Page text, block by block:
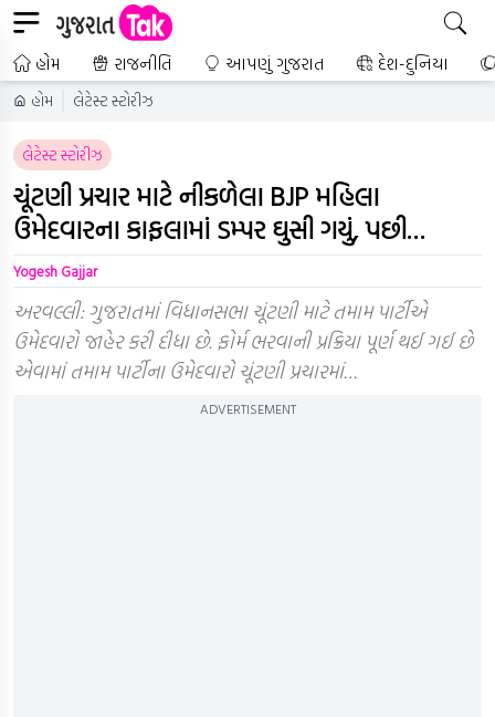
હોમ રાજનીતિ આપણું ગુજરાત દેશ-દુનિયા
હોમ લેટેસ્ટ સ્ટોરીઝ
લેટેસ્ટ સ્ટોરીઝ
ચૂંટણી પ્રચાર માટે નીકળેલા BJP મહિલા
ઉમેદવારના કાફલામાં ડમ્પર ઘુસી ગયું, પછી…
Yogesh Gajjar
અરવલ્લી: ગુજરાતમાં વિધાનસભા ચૂંટણી માટે તમામ પાર્ટીએ
ઉમેદવારો જાહેર કરી દીધા છે. ફોર્મ ભરવાની પ્રક્રિયા પૂર્ણ થઈ ગઈ છે
એવામાં તમામ પાર્ટીના ઉમેદવારો ચૂંટણી પ્રચારમાં…
ADVERTISEMENT